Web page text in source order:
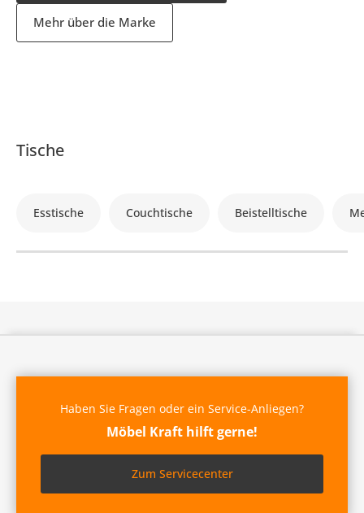
Mehr über die Marke
Tische
Esstische Couchtische Beistelltische
Haben Sie Fragen oder ein Service-Anliegen?
Möbel Kraft hilft gerne!
Zum Servicecenter